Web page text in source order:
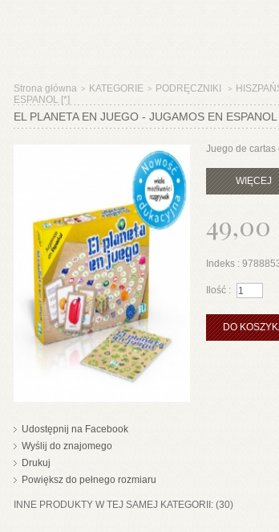
Strona główna > KATEGORIE > PODRĘCZNIKI >
ESPANOL [*]
EL PLANETA EN JUEGO - JUGAMOS EN ESPANOL
Udostępnij na Facebook
Wyślij do znajomego
Drukuj
Powiększ do pełnego rozmiaru
Juego de cartas
WIĘCEJ
49,00
Indeks :
Ilość :
DO
INNE PRODUKTY W TEJ SAMEJ KATEGORII: (30)